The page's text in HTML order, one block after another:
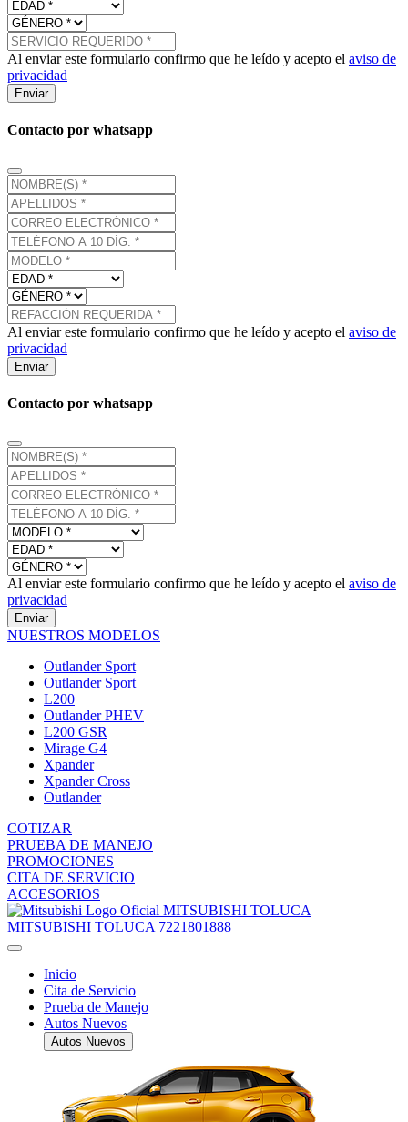
Al enviar este formulario confirmo que he leído y acepto el aviso de
privacidad
Enviar
Contacto por whatsapp
Al enviar este formulario confirmo que he leído y acepto el aviso de
privacidad
Enviar
Contacto por whatsapp
Al enviar este formulario confirmo que he leído y acepto el aviso de
privacidad
Enviar
NUESTROS MODELOS
Outlander Sport
Outlander Sport
L200
Outlander PHEV
L200 GSR
Mirage G4
Xpander
Xpander Cross
Outlander
COTIZAR
PRUEBA DE MANEJO
PROMOCIONES
CITA DE SERVICIO
ACCESORIOS
MITSUBISHI TOLUCA
MITSUBISHI TOLUCA 7221801888
Inicio
Cita de Servicio
Prueba de Manejo
Autos Nuevos
Autos Nuevos